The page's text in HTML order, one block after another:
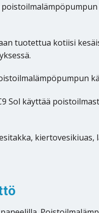
tuotettua kotiisi
Sol käyttää